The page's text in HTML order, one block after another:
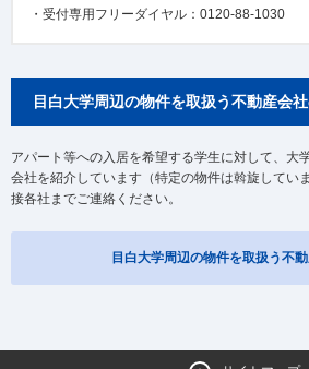
・受付専用フリーダイヤル：0120-88-1030
目白大学周辺の物件を取扱う不動産会
アパート等への入居を希望する学生に対して、大
会社を紹介しています（特定の物件は斡旋してい
接各社までご連絡ください。
目白大学周辺の物件を取扱う不